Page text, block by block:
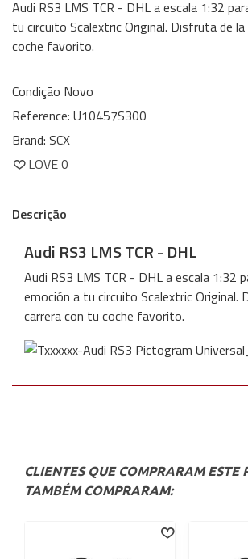
Audi RS3 LMS TCR - DHL a escala 1:32
tu circuito Scalextric Original. Disfruta de
coche favorito.
Condição Novo
Reference: U10457S300
Brand: SCX
LOVE0
Descrição
Audi RS3 LMS TCR - DHL
Audi RS3 LMS TCR - DHL a escala 1:32
emoción a tu circuito Scalextric Original.
carrera con tu coche favorito.
CLIENTES QUE COMPRARAM ESTE
TAMBÉM COMPRARAM: